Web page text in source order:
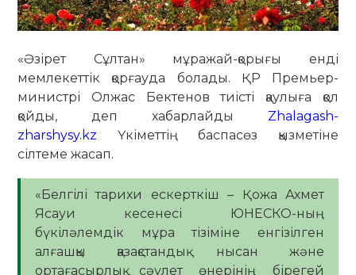
«Әзірет Сұлтан» мұражай-қорығы енді
мемлекеттік қорғауда болады. ҚР Премьер-
министрі Олжас Бектенов тиісті қаулыға қол
қойды, деп хабарлайды Zhalagash-
zharshysy.kz Үкіметтің баспасөз қызметіне
сілтеме жасап.
«Белгілі тарихи ескерткіш – Қожа Ахмет
Ясауи кесенесі ЮНЕСКО-ның
бүкіләлемдік мұра тізіміне енгізілген
алғашқы қазақстандық нысан және
ортағасырлық сәулет өнерінің бірегей